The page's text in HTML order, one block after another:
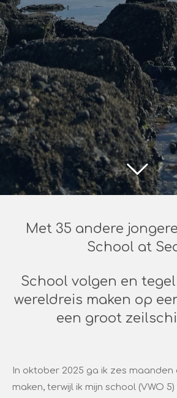
Met 35 andere
School at
School volgen en
wereldreis maken op
een groot
In oktober 2025 ga ik zes maanden
maken, terwijl ik mijn school (VWO